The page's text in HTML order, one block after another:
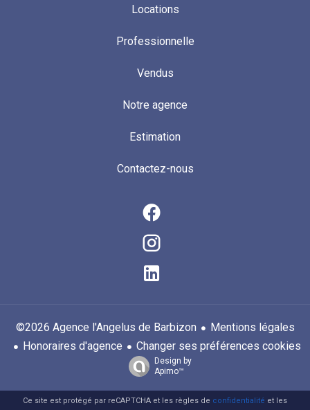
Locations
Professionnelle
Vendus
Notre agence
Estimation
Contactez-nous
©2026 Agence l'Angelus de Barbizon
Mentions légales
Honoraires d'agence
Changer ses préférences cookies
Design by
Apimo™
Ce site est protégé par reCAPTCHA et les règles de confidentialité et les